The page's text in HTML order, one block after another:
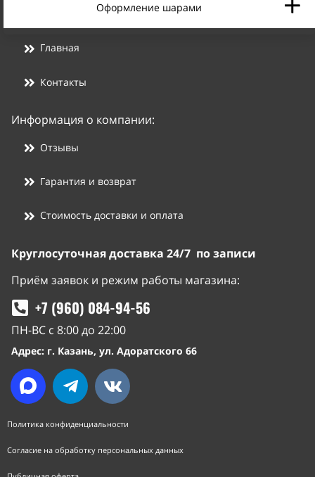
Оформление шарами
Главная
Контакты
Информация о компании:
Отзывы
Гарантия и возврат
Стоимость доставки и оплата
Круглосуточная доставка 24/7 по записи
Приём заявок и режим работы магазина:
+7 (960) 084-94-56
ПН-ВС с 8:00 до 22:00
Адрес: г. Казань, ул. Адоратского 66
Политика конфиденциальности
Согласие на обработку персональных данных